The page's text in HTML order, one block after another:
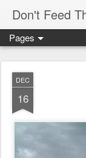
Don't Feed
Pages
DEC
16